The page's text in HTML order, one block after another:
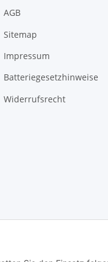
AGB
Sitemap
Impressum
Batteriegesetzhinweise
Widerrufsrecht